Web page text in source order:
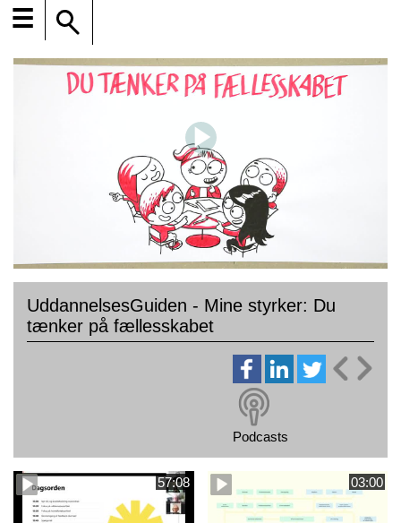
☰
UddannelsesGuiden - Mine styrker: Du
tænker på fællesskabet
Podcasts
57:08 03:00